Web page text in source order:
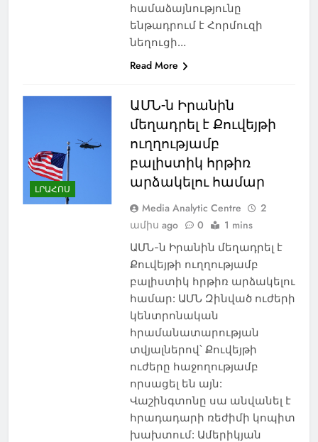
համաձայնությունը
ենթադրում է Հորմուզի
նեղուցի…
Read More
ԼՐԱՀՈՍ
ԱՄՆ-ն Իրանին
մեղադրել է Քուվեյթի
ուղղությամբ
բալիստիկ հրթիռ
արձակելու համար
Media Analytic Centre
2
ամիս ago
0 1 mins
ԱՄՆ-ն Իրանին մեղադրել է
Քուվեյթի ուղղությամբ
բալիստիկ հրթիռ արձակելու
համար: ԱՄՆ Զինված ուժերի
կենտրոնական
հրամանատարության
տվյալներով՝ Քուվեյթի
ուժերը հաջողությամբ
որսացել են այն:
Վաշինգտոնը սա անվանել է
հրադադարի ռեժիմի կոպիտ
խախտում: Ամերիկյան